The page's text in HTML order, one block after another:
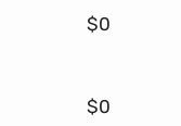
$0
$0